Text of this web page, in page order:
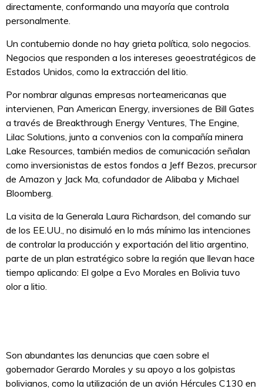
directamente, conformando una mayoría que controla
personalmente.
Un contubernio donde no hay grieta política, solo negocios.
Negocios que responden a los intereses geoestratégicos de
Estados Unidos, como la extracción del litio.
Por nombrar algunas empresas norteamericanas que
intervienen, Pan American Energy, inversiones de Bill Gates
a través de Breakthrough Energy Ventures, The Engine,
Lilac Solutions, junto a convenios con la compañía minera
Lake Resources, también medios de comunicación señalan
como inversionistas de estos fondos a Jeff Bezos, precursor
de Amazon y Jack Ma, cofundador de Alibaba y Michael
Bloomberg.
La visita de la Generala Laura Richardson, del comando sur
de los EE.UU., no disimuló en lo más mínimo las intenciones
de controlar la producción y exportación del litio argentino,
parte de un plan estratégico sobre la región que llevan hace
tiempo aplicando: El golpe a Evo Morales en Bolivia tuvo
olor a litio.
Son abundantes las denuncias que caen sobre el
gobernador Gerardo Morales y su apoyo a los golpistas
bolivianos, como la utilización de un avión Hércules C130 en